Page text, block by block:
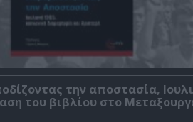
την αποστασία,
του βιβλίου στο